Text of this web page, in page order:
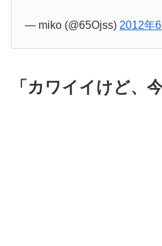
— miko (@65Ojss) 2012年
「カワイイけど、